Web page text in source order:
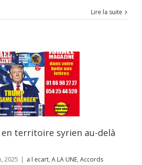
Lire la suite
en territoire syrien au-delà
2025 | a l ecart, A LA UNE, Accords